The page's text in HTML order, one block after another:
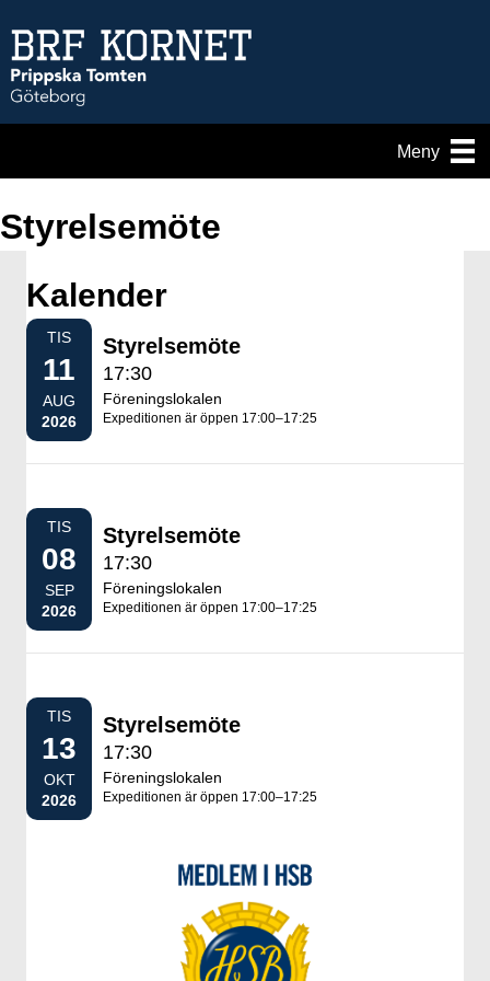
Meny
Styrelsemöte
Kalender
TIS
11
AUG
2026
Styrelsemöte
17:30
Föreningslokalen
Expeditionen är öppen 17:00–17:25
TIS
08
SEP
2026
Styrelsemöte
17:30
Föreningslokalen
Expeditionen är öppen 17:00–17:25
TIS
13
OKT
2026
Styrelsemöte
17:30
Föreningslokalen
Expeditionen är öppen 17:00–17:25